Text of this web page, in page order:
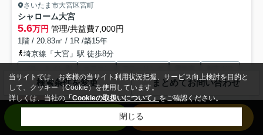
さいたま市大宮区宮町
シャローム大宮
5.6万円 管理/共益費7,000円
1階 / 20.83㎡ / 1R /築15年
埼京線「大宮」駅 徒歩8分
駐輪場
仲手無料
検索条件を変更 まとめてお問い合わせ
当サイトでは、お客様の当サイト利用状況把握、サービス向上検討を目的と
して、クッキー（Cookie）を使用しています。
詳しくは、当社の「Cookieの取扱いについて」をご確認ください。
閉じる